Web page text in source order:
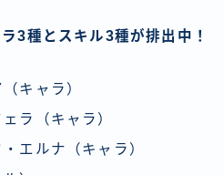
3種とスキル3種が排出中！
キャラ）
ラ（キャラ）
エルナ（キャラ）